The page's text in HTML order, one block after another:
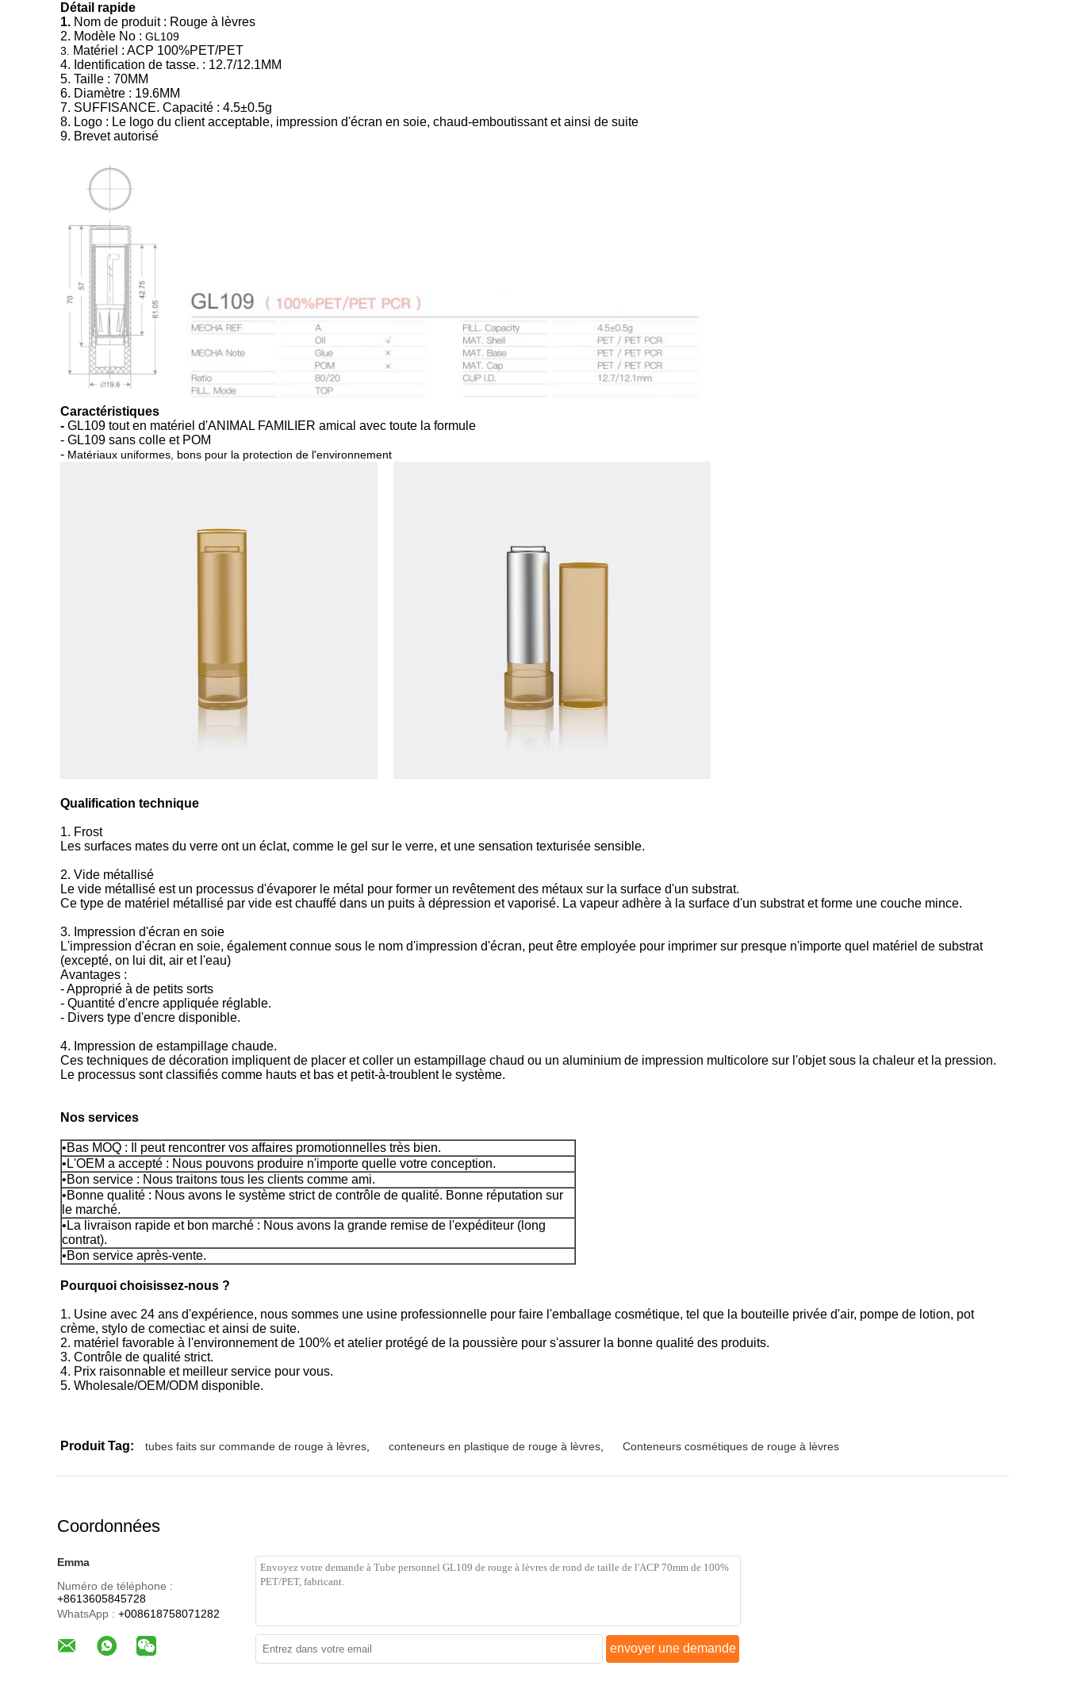
Détail rapide
1. Nom de produit : Rouge à lèvres
2. Modèle No : GL109
3.
Matériel : ACP 100%PET/PET
4. Identification de tasse. : 12.7/12.1MM
5. Taille : 70MM
6. Diamètre : 19.6MM
7. SUFFISANCE. Capacité : 4.5±0.5g
8. Logo : Le logo du client acceptable, impression d'écran en soie, chaud-emboutissant et ainsi de suite
9. Brevet autorisé
Caractéristiques
- GL109 tout en matériel d'ANIMAL FAMILIER amical avec toute la formule
- GL109 sans colle et POM
- Matériaux uniformes, bons pour la protection de l'environnement
Qualification technique
1. Frost
Les surfaces mates du verre ont un éclat, comme le gel sur le verre, et une sensation texturisée sensible.
2. Vide métallisé
Le vide métallisé est un processus d'évaporer le métal pour former un revêtement des métaux sur la surface d'un substrat.
Ce type de matériel métallisé par vide est chauffé dans un puits à dépression et vaporisé. La vapeur adhère à la surface d'un substrat et forme une couche mince.
3. Impression d'écran en soie
L'impression d'écran en soie, également connue sous le nom d'impression d'écran, peut être employée pour imprimer sur presque n'importe quel matériel de substrat
(excepté, on lui dit, air et l'eau)
Avantages :
- Approprié à de petits sorts
- Quantité d'encre appliquée réglable.
- Divers type d'encre disponible.
4. Impression de estampillage chaude.
Ces techniques de décoration impliquent de placer et coller un estampillage chaud ou un aluminium de impression multicolore sur l'objet sous la chaleur et la pression.
Le processus sont classifiés comme hauts et bas et petit-à-troublent le système.
Nos services
•Bas MOQ : Il peut rencontrer vos affaires promotionnelles très bien.
•L'OEM a accepté : Nous pouvons produire n'importe quelle votre conception.
•Bon service : Nous traitons tous les clients comme ami.
•Bonne qualité : Nous avons le système strict de contrôle de qualité. Bonne réputation sur
le marché.
•La livraison rapide et bon marché : Nous avons la grande remise de l'expéditeur (long
contrat).
•Bon service après-vente.
Pourquoi choisissez-nous ?
1. Usine avec 24 ans d'expérience, nous sommes une usine professionnelle pour faire l'emballage cosmétique, tel que la bouteille privée d'air, pompe de lotion, pot
crème, stylo de comectiac et ainsi de suite.
2. matériel favorable à l'environnement de 100% et atelier protégé de la poussière pour s'assurer la bonne qualité des produits.
3. Contrôle de qualité strict.
4. Prix raisonnable et meilleur service pour vous.
5. Wholesale/OEM/ODM disponible.
Produit Tag: tubes faits sur commande de rouge à lèvres conteneurs en plastique de rouge à lèvres Conteneurs cosmétiques de rouge à lèvres
Coordonnées
Emma
Numéro de téléphone :
+8613605845728
WhatsApp : +008618758071282
envoyer une demande